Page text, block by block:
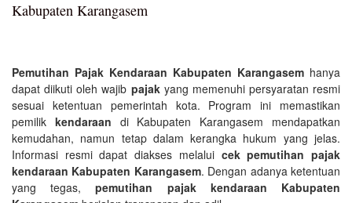
Kabupaten Karangasem
Pemutihan Pajak Kendaraan Kabupaten Karangasem hanya
dapat diikuti oleh wajib pajakyang memenuhi persyaratan resmi
sesuai ketentuan pemerintah kota. Program ini memastikan
pemilik kendaraan di Kabupaten Karangasem mendapatkan
kemudahan, namun tetap dalam kerangka hukum yang jelas.
Informasi resmi dapat diakses melalui cek pemutihan pajak
kendaraan Kabupaten Karangasem. Dengan adanya ketentuan
yang tegas,pemutihan pajak kendaraan Kabupaten